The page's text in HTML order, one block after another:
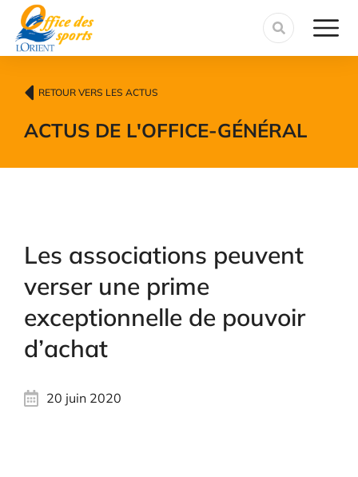
principal
RETOUR VERS LES ACTUS
ACTUS DE L'OFFICE-GÉNÉRAL
Les associations peuvent
verser une prime
exceptionnelle de pouvoir
d’achat
20 juin 2020